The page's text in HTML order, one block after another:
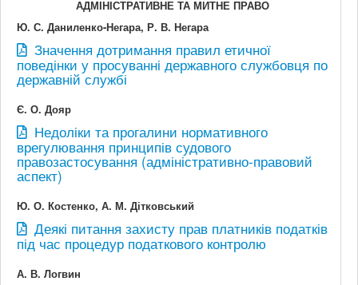
АДМІНІСТРАТИВНЕ ТА МИТНЕ ПРАВО
Ю. С. Даниленко-Негара, Р. В. Негара
Значення дотримання правил етичної
поведінки у просуванні державного службовця по
державній службі
Є. О. Дояр
Недоліки та прогалини нормативного
врегулювання принципів судового
правозастосування (адміністративно-правовий
аспект)
Ю. О. Костенко, А. М. Дітковський
Деякі питання захисту прав платників податків
під час процедур податкового контролю
А. В. Логвин